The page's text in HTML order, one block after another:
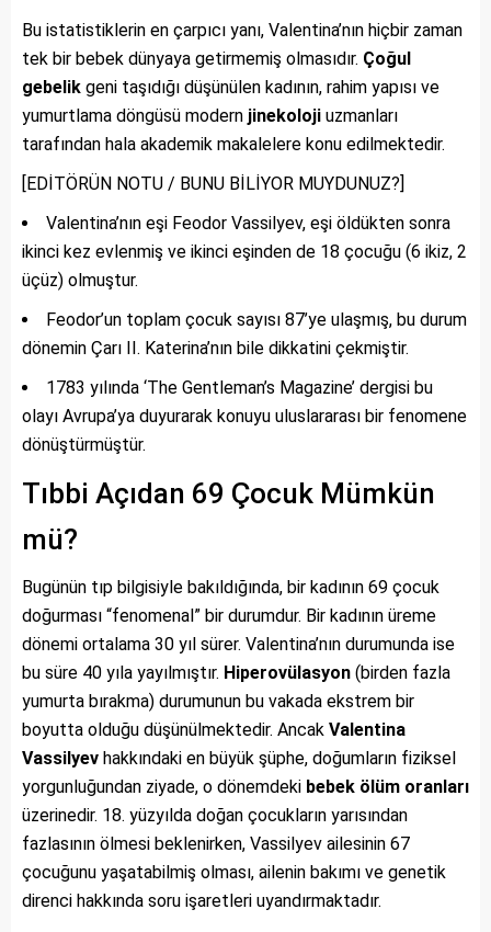
Bu istatistiklerin en çarpıcı yanı, Valentina’nın hiçbir zaman
tek bir bebek dünyaya getirmemiş olmasıdır. Çoğul
gebelik geni taşıdığı düşünülen kadının, rahim yapısı ve
yumurtlama döngüsü modern jinekoloji uzmanları
tarafından hala akademik makalelere konu edilmektedir.
[EDİTÖRÜN NOTU / BUNU BİLİYOR MUYDUNUZ?]
Valentina’nın eşi Feodor Vassilyev, eşi öldükten sonra
ikinci kez evlenmiş ve ikinci eşinden de 18 çocuğu (6 ikiz, 2
üçüz) olmuştur.
Feodor’un toplam çocuk sayısı 87’ye ulaşmış, bu durum
dönemin Çarı II. Katerina’nın bile dikkatini çekmiştir.
1783 yılında ‘The Gentleman’s Magazine’ dergisi bu
olayı Avrupa’ya duyurarak konuyu uluslararası bir fenomene
dönüştürmüştür.
Tıbbi Açıdan 69 Çocuk Mümkün
mü?
Bugünün tıp bilgisiyle bakıldığında, bir kadının 69 çocuk
doğurması “fenomenal” bir durumdur. Bir kadının üreme
dönemi ortalama 30 yıl sürer. Valentina’nın durumunda ise
bu süre 40 yıla yayılmıştır. Hiperovülasyon (birden fazla
yumurta bırakma) durumunun bu vakada ekstrem bir
boyutta olduğu düşünülmektedir. Ancak Valentina
Vassilyev hakkındaki en büyük şüphe, doğumların fiziksel
yorgunluğundan ziyade, o dönemdeki bebek ölüm oranları
üzerinedir. 18. yüzyılda doğan çocukların yarısından
fazlasının ölmesi beklenirken, Vassilyev ailesinin 67
çocuğunu yaşatabilmiş olması, ailenin bakımı ve genetik
direnci hakkında soru işaretleri uyandırmaktadır.